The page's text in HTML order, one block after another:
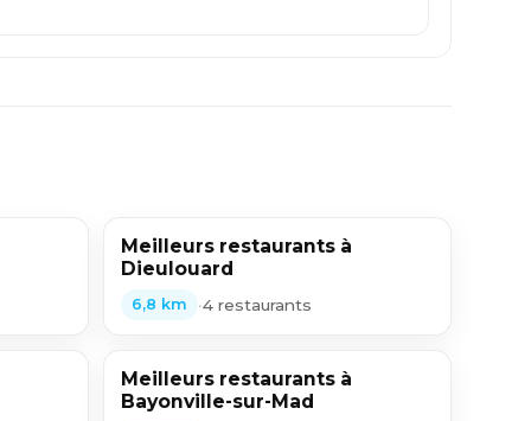
Meilleurs restaurants à
Dieulouard
6,8 km •4 restaurants
Meilleurs restaurants à
Bayonville-sur-Mad